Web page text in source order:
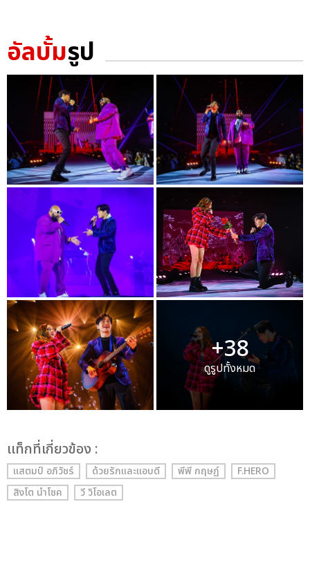
อัลบั้มรูป
+38
ดูรูปทั้งหมด
เเท็กที่เกี่ยวข้อง :
แสตมป์ อภิวัชร์ ด้วยรักและแอบดี พีพี กฤษฏ์
F.HERO
สิงโต นำโชค
วี วิโอเลต